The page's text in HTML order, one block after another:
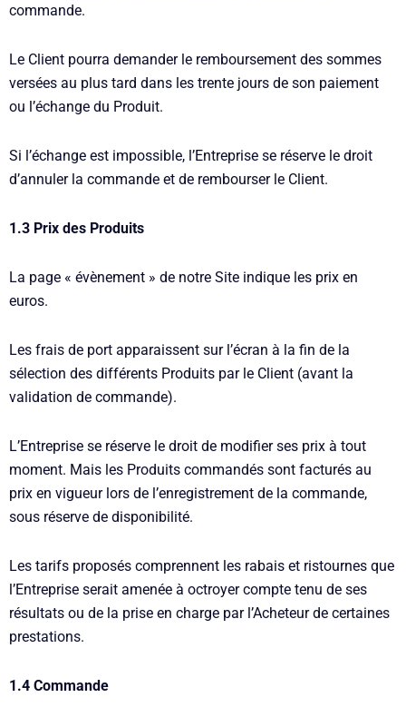
commande.
Le Client pourra demander le remboursement des sommes
versées au plus tard dans les trente jours de son paiement
ou l’échange du Produit.
Si l’échange est impossible, l’Entreprise se réserve le droit
d’annuler la commande et de rembourser le Client.
1.3 Prix des Produits
La page « évènement » de notre Site indique les prix en
euros.
Les frais de port apparaissent sur l’écran à la fin de la
sélection des différents Produits par le Client (avant la
validation de commande).
L’Entreprise se réserve le droit de modifier ses prix à tout
moment. Mais les Produits commandés sont facturés au
prix en vigueur lors de l’enregistrement de la commande,
sous réserve de disponibilité.
Les tarifs proposés comprennent les rabais et ristournes que
l’Entreprise serait amenée à octroyer compte tenu de ses
résultats ou de la prise en charge par l’Acheteur de certaines
prestations.
1.4 Commande